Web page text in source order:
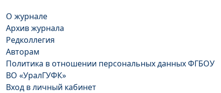
О журнале
Архив журнала
Редколлегия
Авторам
Политика в отношении персональных данных ФГБОУ
ВО «УралГУФК»
Вход в личный кабинет